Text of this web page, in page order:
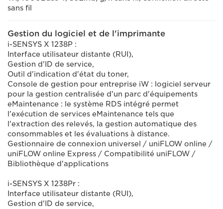
sans fil
Gestion du logiciel et de l'imprimante
i-SENSYS X 1238P :
Interface utilisateur distante (RUI),
Gestion d'ID de service,
Outil d'indication d'état du toner,
Console de gestion pour entreprise iW : logiciel serveur
pour la gestion centralisée d'un parc d'équipements
eMaintenance : le système RDS intégré permet
l'exécution de services eMaintenance tels que
l'extraction des relevés, la gestion automatique des
consommables et les évaluations à distance.
Gestionnaire de connexion universel / uniFLOW online /
uniFLOW online Express / Compatibilité uniFLOW /
Bibliothèque d'applications
i-SENSYS X 1238Pr :
Interface utilisateur distante (RUI),
Gestion d'ID de service,